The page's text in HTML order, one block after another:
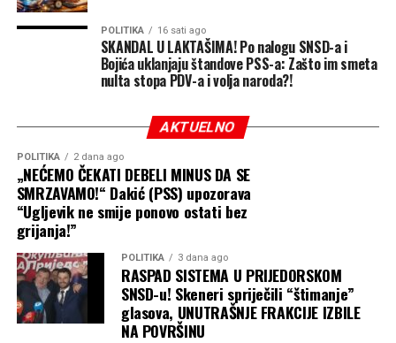
POLITIKA 16 sati ago
SKANDAL U LAKTAŠIMA! Po nalogu SNSD-a i
Bojića uklanjaju štandove PSS-a: Zašto im smeta
nulta stopa PDV-a i volja naroda?!
AKTUELNO
POLITIKA 2 dana ago
„NEĆEMO ČEKATI DEBELI MINUS DA SE
SMRZAVAMO!“ Dakić (PSS) upozorava
“Ugljevik ne smije ponovo ostati bez
grijanja!”
POLITIKA 3 dana ago
RASPAD SISTEMA U PRIJEDORSKOM
SNSD-u! Skeneri spriječili “štimanje”
glasova, UNUTRAŠNJE FRAKCIJE IZBILE
NA POVRŠINU